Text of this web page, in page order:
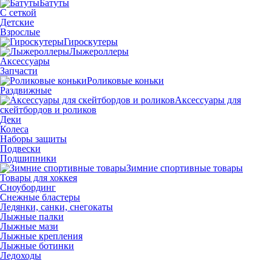
Батуты
С сеткой
Детские
Взрослые
Гироскутеры
Лыжероллеры
Аксессуары
Запчасти
Роликовые коньки
Раздвижные
Аксессуары для
скейтбордов и роликов
Деки
Колеса
Наборы защиты
Подвески
Подшипники
Зимние спортивные товары
Товары для хоккея
Сноубординг
Снежные бластеры
Ледянки, санки, снегокаты
Лыжные палки
Лыжные мази
Лыжные крепления
Лыжные ботинки
Ледоходы